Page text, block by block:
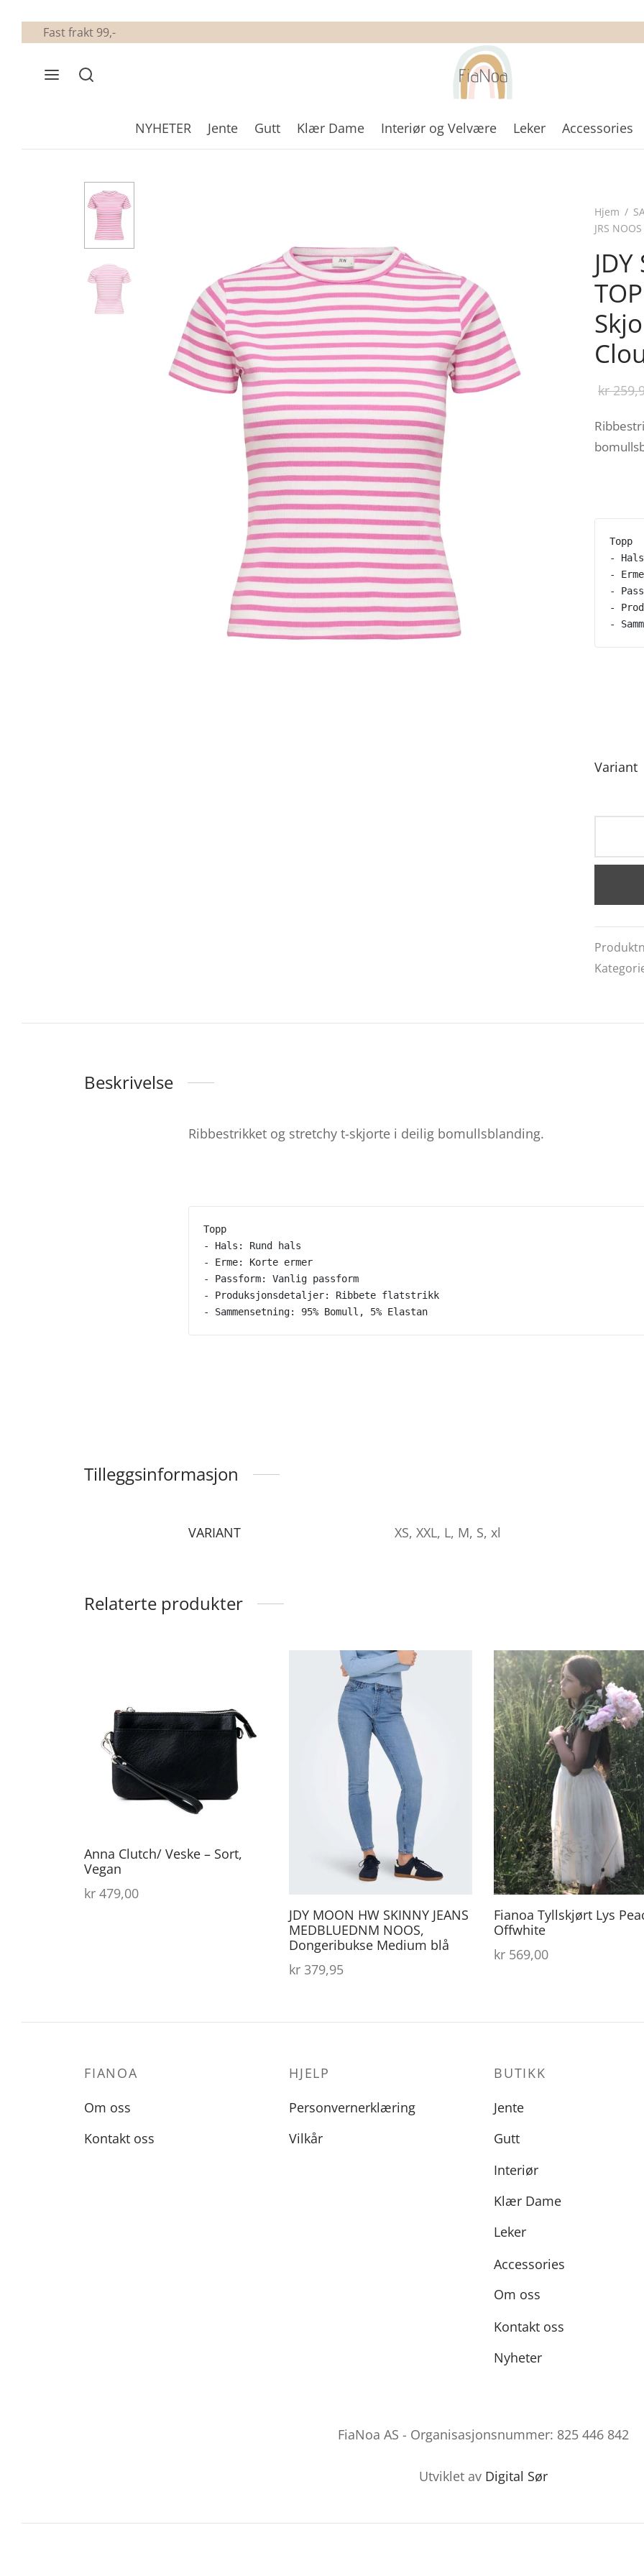
Fast frakt 99,-
NYHETER Jente Gutt Klær Dame Interiør og Velvære Leker Accessories
Hjem /
JRS
kr
Topp
-
-
-
-
-
Variant
Beskrivelse
Ribbestrikket og stretchy t-skjorte i deilig bomullsblanding.
Topp
- Hals: Rund hals
- Erme: Korte ermer
- Passform: Vanlig passform
- Produksjonsdetaljer: Ribbete flatstrikk
- Sammensetning: 95% Bomull, 5% Elastan
Tilleggsinformasjon
VARIANT XS, XXL, L, M, S, xl
Relaterte produkter
Anna Clutch/ Veske – Sort,
Vegan
kr 479,00
produktet
varianter.
Alternativene
på
produktsiden
JDY MOON HW SKINNY JEANS
MEDBLUEDNM NOOS,
Dongeribukse Medium blå
kr 379,95
Fianoa Tyllskjørt Lys
Offwhite
kr 569,00
FIANOA
Om oss
Kontakt oss
HJELP
Personvernerklæring
Vilkår
BUTIKK
Jente
Gutt
Interiør
Klær Dame
Leker
Accessories
Om oss
Kontakt oss
Nyheter
FiaNoa AS - Organisasjonsnummer: 825 446 842
Utviklet av Digital Sør